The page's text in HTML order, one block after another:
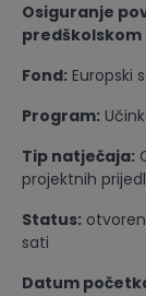
Osiguranje
predškolskom
Fond: Europski
Program:
Tip natječaja:
projektnih
Status: otvoren
sati
Datum